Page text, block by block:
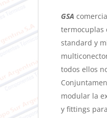
GSA
termocuplas
standard y
todos ellos
modular la
y fittings